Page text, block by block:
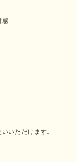
感
いただけます。